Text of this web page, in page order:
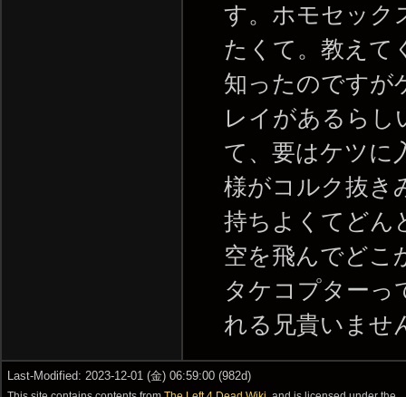
す。ホモセック
たくて。教えて
知ったのですが
レイがあるらし
て、要はケツに
様がコルク抜き
持ちよくてどん
空を飛んでどこ
タケコプターっ
れる兄貴いませ
Last-Modified: 2023-12-01 (金) 06:59:00 (982d)